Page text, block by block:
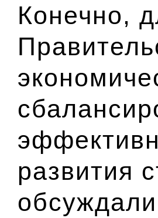
Конечно,
развития